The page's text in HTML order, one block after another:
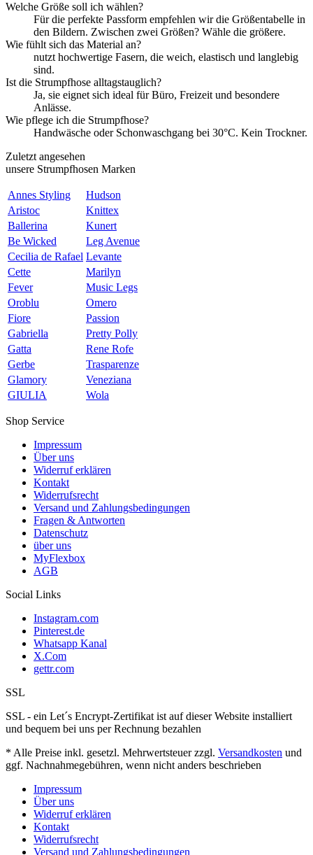
Welche Größe soll ich wählen?
Für die perfekte Passform empfehlen wir die Größentabelle in
den Bildern. Zwischen zwei Größen? Wähle die größere.
Wie fühlt sich das Material an?
nutzt hochwertige Fasern, die weich, elastisch und langlebig
sind.
Ist die Strumpfhose alltagstauglich?
Ja, sie eignet sich ideal für Büro, Freizeit und besondere
Anlässe.
Wie pflege ich die Strumpfhose?
Handwäsche oder Schonwaschgang bei 30°C. Kein Trockner.
Zuletzt angesehen
unsere Strumpfhosen Marken
Annes Styling
Hudson
Aristoc
Knittex
Ballerina
Kunert
Be Wicked
Leg Avenue
Cecilia de Rafael Levante
Cette
Marilyn
Fever
Music Legs
Oroblu
Omero
Fiore
Passion
Gabriella
Pretty Polly
Gatta
Rene Rofe
Gerbe
Trasparenze
Glamory
Veneziana
GIULIA
Wola
Shop Service
Impressum
Über uns
Widerruf erklären
Kontakt
Widerrufsrecht
Versand und Zahlungsbedingungen
Fragen & Antworten
Datenschutz
über uns
MyFlexbox
AGB
Social Links
Instagram.com
Pinterest.de
Whatsapp Kanal
X.Com
gettr.com
SSL
SSL - ein Let´s Encrypt-Zertifikat ist auf dieser Website installiert
und bequem bei uns per Rechnung bezahlen
* Alle Preise inkl. gesetzl. Mehrwertsteuer zzgl. Versandkosten und
ggf. Nachnahmegebühren, wenn nicht anders beschrieben
Impressum
Über uns
Widerruf erklären
Kontakt
Widerrufsrecht
Versand und Zahlungsbedingungen